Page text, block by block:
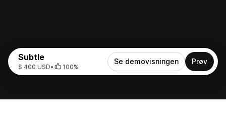
Subtle
$ 400 USD• 100%
Se demovisningen Prøv